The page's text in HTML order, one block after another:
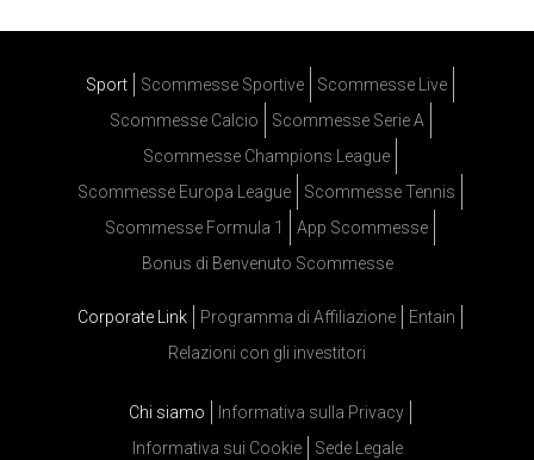
Sport Scommesse Sportive
Scommesse Live
Scommesse Calcio
Scommesse Serie A
Scommesse Champions League
Scommesse Europa League
Scommesse Tennis
Scommesse Formula 1
App Scommesse
Bonus di Benvenuto Scommesse
Corporate Link Programma di Affiliazione
Entain
Relazioni con gli investitori
Chi siamo
Informativa sulla Privacy
Informativa sui Cookie
Sede Legale